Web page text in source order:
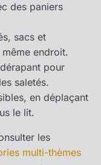
des paniers
sacs et
endroit.
pour
saletés.
en déplaçant
le lit.
les
multi-thèmes